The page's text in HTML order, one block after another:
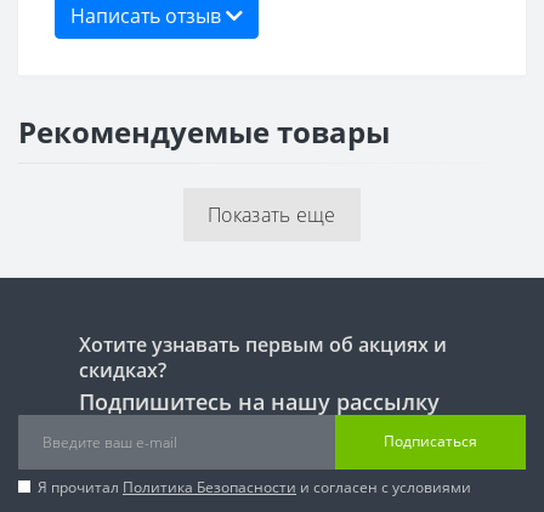
Написать отзыв
Рекомендуемые товары
Показать еще
Хотите узнавать первым об акциях и
скидках?
Подпишитесь на нашу рассылку
Подписаться
Я прочитал Политика Безопасности и согласен с условиями